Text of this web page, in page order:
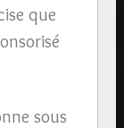
que
sous